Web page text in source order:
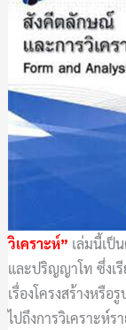
วิเคราะห์” เล่มนี้เป็
และปริญญาโท ซึ่งเ
เรื่องโครงสร้างหรื
ไปถึงการวิเคราะห์